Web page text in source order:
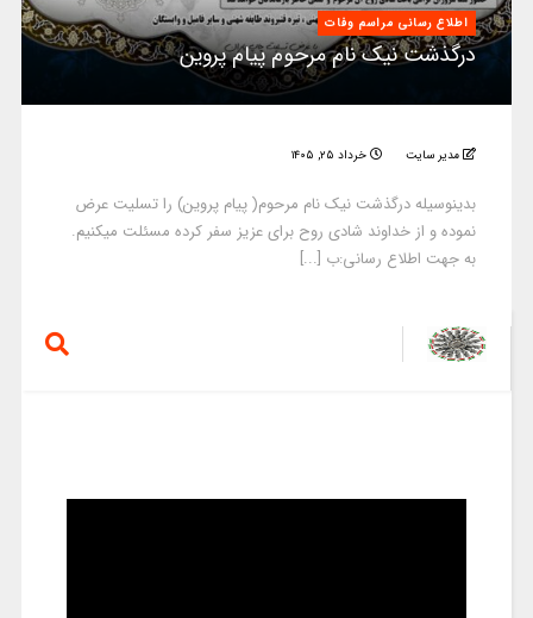
اطلاع رسانی مراسم وفات
درگذشت نیک نام مرحوم پیام پروین
مدیر سایت خرداد ۲۵, ۱۴۰۵
بدینوسیله درگذشت نیک نام مرحوم( پیام پروین) را تسلیت عرض
نموده و از خداوند شادی روح برای عزیز سفر کرده مسئلت میکنیم.
به جهت اطلاع رسانی:ب [...]